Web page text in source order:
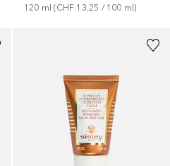
120 ml (CHF 13.25 / 100 ml)